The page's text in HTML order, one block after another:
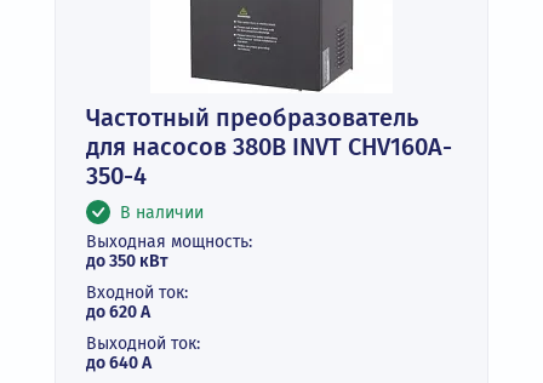
Частотный преобразователь
для насосов 380В INVT CHV160A-
350-4
В наличии
Выходная мощность:
до 350 кВт
Входной ток:
до 620 А
Выходной ток:
до 640 А